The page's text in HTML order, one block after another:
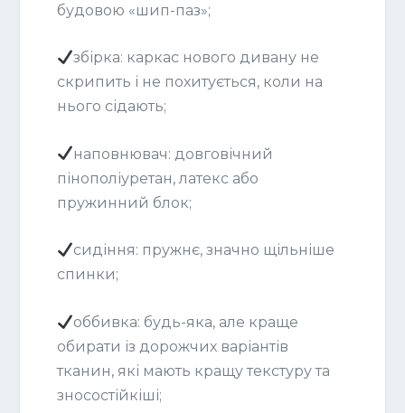
будовою «шип-паз»;
збірка: каркас нового дивану не
скрипить і не похитується, коли на
нього сідають;
наповнювач: довговічний
пінополіуретан, латекс або
пружинний блок;
сидіння: пружнє, значно щільніше
спинки;
оббивка: будь-яка, але краще
обирати із дорожчих варіантів
тканин, які мають кращу текстуру та
зносостійкіші;